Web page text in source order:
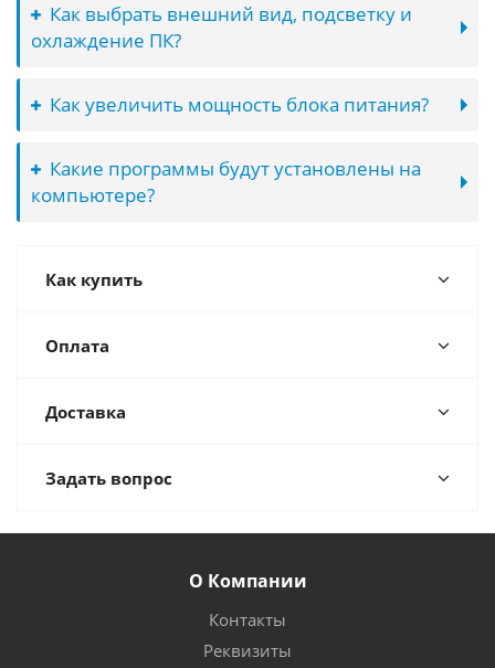
Как выбрать внешний вид, подсветку и
охлаждение ПК?
Как увеличить мощность блока питания?
Какие программы будут установлены на
компьютере?
Как купить
Оплата
Доставка
Задать вопрос
О Компании
Контакты
Реквизиты